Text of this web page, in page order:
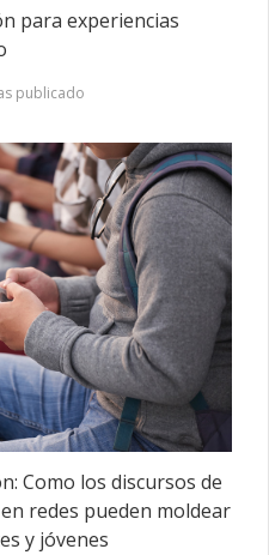
para experiencias
publicado
Como los discursos de
redes pueden moldear
y jóvenes